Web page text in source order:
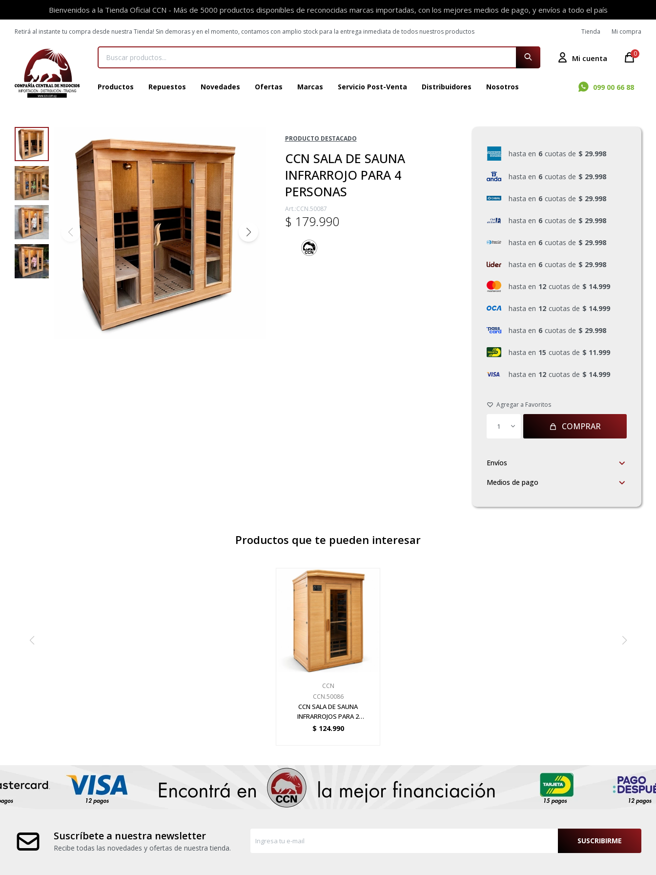
Bienvenidos a la Tienda Oficial CCN - Más de 5000 productos disponibles de reconocidas marcas importadas, con los mejores medios de pago, y envíos a todo el país
Productos Repuestos Novedades Ofertas Marcas Servicio Post-Venta Distribuidores Nosotros 099 00 66 88
0
Retirá al instante tu compra desde nuestra Tienda! Sin demoras y en el momento, contamos con amplio stock para la entrega inmediata de todos nuestros productos Tienda Mi compra
PRODUCTO DESTACADO
CCN SALA DE SAUNA
INFRARROJO PARA 4
PERSONAS
CCN.50087
$ 179.990
hasta en 6 cuotas de $ 29.998
hasta en 6 cuotas de $ 29.998
hasta en 6 cuotas de $ 29.998
hasta en 6 cuotas de $ 29.998
hasta en 6 cuotas de $ 29.998
hasta en 6 cuotas de $ 29.998
hasta en 12 cuotas de $ 14.999
hasta en 12 cuotas de $ 14.999
hasta en 6 cuotas de $ 29.998
hasta en 15 cuotas de $ 11.999
hasta en 12 cuotas de $ 14.999
1 COMPRAR
Envíos
Medios de pago
Productos que te pueden interesar
CCN
CCN.50086
CCN SALA DE SAUNA
INFRARROJOS PARA 2
PERSONAS
$ 124.990
Suscríbete a nuestra newsletter
Recibe todas las novedades y ofertas de nuestra tienda.
SUSCRIBIRME